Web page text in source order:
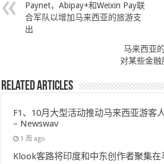
Paynet，Abipay+和Weixin Pay联
合军队以增加马来西亚的旅游支
出
马来西亚
对某些金
Related Articles
F1、10月大型活动推动马来西亚游客
– Newswav
1 周 ago
Klook客路将印度和中东创作者聚集